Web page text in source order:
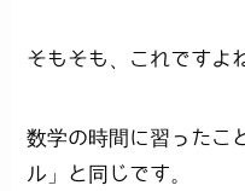
そもそも、これですよ
数学の時間に習ったこ
ル」と同じです。